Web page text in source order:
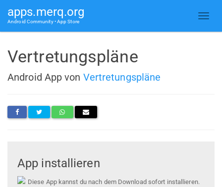
apps.merq.org
Android Community • App Store
Vertretungspläne
Android App von Vertretungspläne
App installieren
Diese App kannst du nach dem Download sofort installieren.